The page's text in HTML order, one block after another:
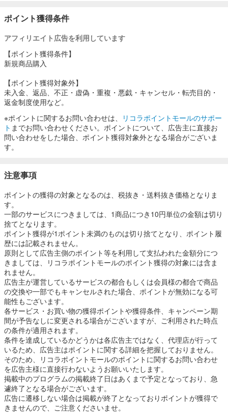
ポイント獲得条件
アフィリエイト広告を利用しています
【ポイント獲得条件】
新規商品購入
【ポイント獲得対象外】
未入金、返品、不正・虚偽・重複・悪戯・キャンセル・転売目的・
返金制度使用など。
※ポイントに関するお問い合わせは、
リコラポイントモールのサポー
ト までお問い合わせください。ポイントについて、広告主に直接お
問い合わせをした場合、ポイント獲得対象外となる場合がございま
す。
注意事項
ポイントの獲得の対象となるのは、税抜き・送料抜き価格となりま
す。
一部のサービスにつきましては、1商品につき10円単位の金額は切り
捨てとなります。
ポイント獲得が1ポイント未満のものは切り捨てとなり、ポイント履
歴には記載されません。
原則として広告主側のポイント等を利用して支払われた金額分につ
きましては、リコラポイントモールのポイント獲得の対象には含ま
れません。
広告主が運営しているサービスの都合もしくは会員様の都合で商品
の交換や一部でもキャンセルされた場合、ポイントが無効になる可
能性もございます。
各サービス・お買い物の獲得ポイントや獲得条件、キャンペーン期
間が予告なしに変更される場合がございますが、ご利用された時点
の条件が適用されます。
条件を達成しているかどうかは各広告主ではなく、代理店が行って
いるため、広告主はポイントに関する詳細を把握しておりません。
そのため、リコラポイントモールのポイントに関するお問い合わせ
を広告主様に直接行わないようお願いいたします。
掲載中のプログラムの掲載終了日はあくまで予定となっており、急
遽終了となる場合がございます。
広告に遷移しない場合は掲載が終了となっておりポイントが獲得で
きませんので、ご注意くださいませ。